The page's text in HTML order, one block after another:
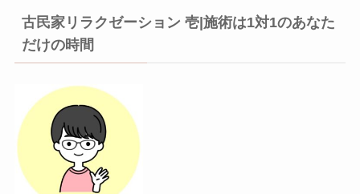
古民家リラクゼーション 壱|施術は1対1のあなた
だけの時間